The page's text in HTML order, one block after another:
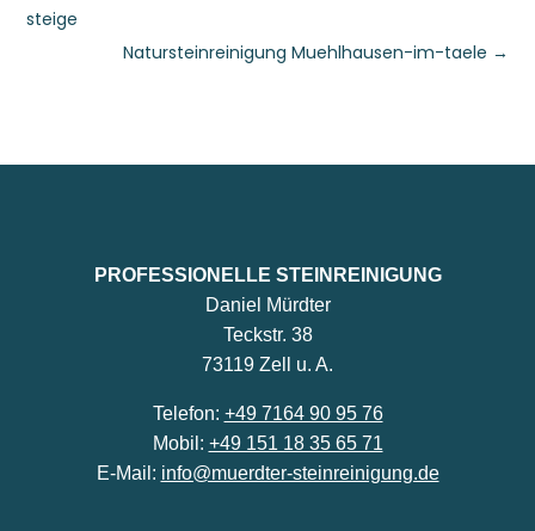
steige
Natursteinreinigung Muehlhausen-im-taele →
PROFESSIONELLE STEINREINIGUNG
Daniel Mürdter
Teckstr. 38
73119 Zell u. A.
Telefon: +49 7164 90 95 76
Mobil: +49 151 18 35 65 71
E-Mail: info@muerdter-steinreinigung.de